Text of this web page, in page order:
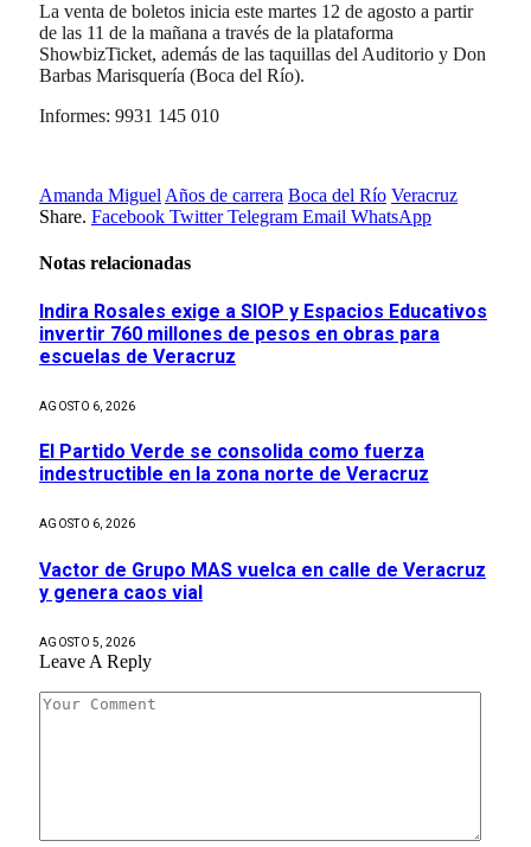
La venta de boletos inicia este martes 12 de agosto a partir
de las 11 de la mañana a través de la plataforma
ShowbizTicket, además de las taquillas del Auditorio y Don
Barbas Marisquería (Boca del Río).
Informes: 9931 145 010
Amanda Miguel Años de carrera Boca del Río Veracruz
Share. Facebook Twitter Telegram Email WhatsApp
Notas relacionadas
Indira Rosales exige a SIOP y Espacios Educativos
invertir 760 millones de pesos en obras para
escuelas de Veracruz
AGOSTO 6, 2026
El Partido Verde se consolida como fuerza
indestructible en la zona norte de Veracruz
AGOSTO 6, 2026
Vactor de Grupo MAS vuelca en calle de Veracruz
y genera caos vial
AGOSTO 5, 2026
Leave A Reply